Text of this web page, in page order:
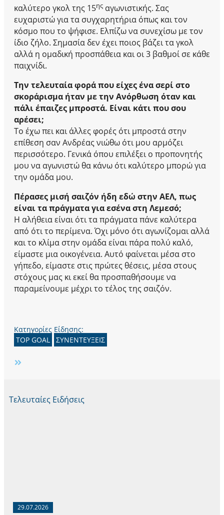
καλύτερο γκολ της 15ης αγωνιστικής. Σας
ευχαριστώ για τα συγχαρητήρια όπως και τον
κόσμο που το ψήφισε. Ελπίζω να συνεχίσω με τον
ίδιο ζήλο. Σημασία δεν έχει ποιος βάζει τα γκολ
αλλά η ομαδική προσπάθεια και οι 3 βαθμοί σε κάθε
παιχνίδι.
Την τελευταία φορά που είχες ένα σερί στο
σκοράρισμα ήταν με την Ανόρθωση όταν και
πάλι έπαιζες μπροστά. Είναι κάτι που σου
αρέσει;
Το έχω πει και άλλες φορές ότι μπροστά στην
επίθεση σαν Ανδρέας νιώθω ότι μου αρμόζει
περισσότερο. Γενικά όπου επιλέξει ο προπονητής
μου να αγωνιστώ θα κάνω ότι καλύτερο μπορώ για
την ομάδα μου.
Πέρασες μισή σαιζόν ήδη εδώ στην ΑΕΛ, πως
είναι τα πράγματα για εσένα στη Λεμεσό;
Η αλήθεια είναι ότι τα πράγματα πάνε καλύτερα
από ότι το περίμενα. Όχι μόνο ότι αγωνίζομαι αλλά
και το κλίμα στην ομάδα είναι πάρα πολύ καλό,
είμαστε μια οικογένεια. Αυτό φαίνεται μέσα στο
γήπεδο, είμαστε στις πρώτες θέσεις, μέσα στους
στόχους μας κι εκεί θα προσπαθήσουμε να
παραμείνουμε μέχρι το τέλος της σαιζόν.
Κατηγορίες Είδησης:
TOP GOAL
ΣΥΝΕΝΤΕΥΞΕΙΣ
Τελευταίες Ειδήσεις
29.07.2026